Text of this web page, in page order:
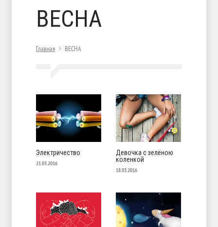
ВЕСНА
Главная ВЕСНА
Электричество
21.03.2016
Девочка с зелёною
коленкой
18.03.2016